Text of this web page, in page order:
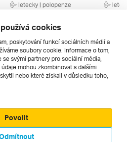
letecky | polopenze
45 320 Kč
Všechny
cookies
poskytování funkcí sociálních médií a
soubory cookie. Informace o tom,
svými partnery pro sociální média,
mohou zkombinovat s dalšími
nebo které získali v důsledku toho,
Povolit